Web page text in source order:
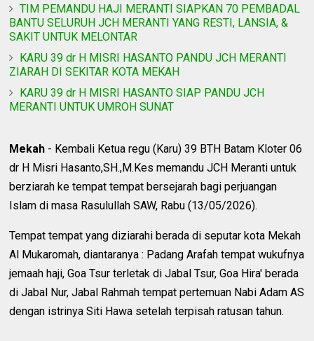
TIM PEMANDU HAJI MERANTI SIAPKAN 70 PEMBADAL
BANTU SELURUH JCH MERANTI YANG RESTI, LANSIA, &
SAKIT UNTUK MELONTAR
KARU 39 dr H MISRI HASANTO PANDU JCH MERANTI
ZIARAH DI SEKITAR KOTA MEKAH
KARU 39 dr H MISRI HASANTO SIAP PANDU JCH
MERANTI UNTUK UMROH SUNAT
Mekah - Kembali Ketua regu (Karu) 39 BTH Batam Kloter 06
dr H Misri Hasanto,SH.,M.Kes memandu JCH Meranti untuk
berziarah ke tempat tempat bersejarah bagi perjuangan
Islam di masa Rasulullah SAW, Rabu (13/05/2026).
Tempat tempat yang diziarahi berada di seputar kota Mekah
Al Mukaromah, diantaranya : Padang Arafah tempat wukufnya
jemaah haji, Goa Tsur terletak di Jabal Tsur, Goa Hira' berada
di Jabal Nur, Jabal Rahmah tempat pertemuan Nabi Adam AS
dengan istrinya Siti Hawa setelah terpisah ratusan tahun.